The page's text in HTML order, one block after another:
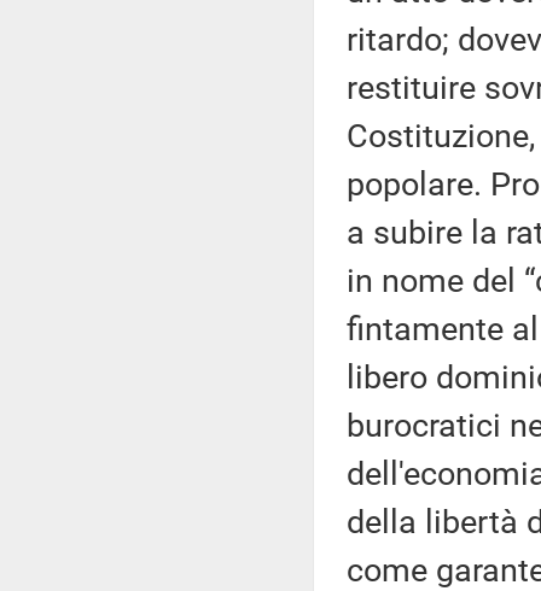
ritardo;
restituire
popolare.
a subire la
in nome del
fintamente
libero
burocratici
della libertà
come